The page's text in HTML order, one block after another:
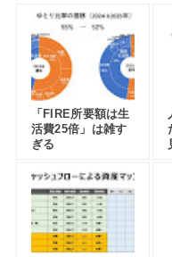
「FIRE所要額は生
活費25倍」は雑す
ぎる